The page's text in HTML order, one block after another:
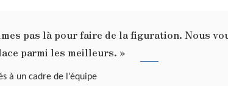
pas là pour faire de la figuration. Nous
parmi les meilleurs. »
à un cadre de l’équipe